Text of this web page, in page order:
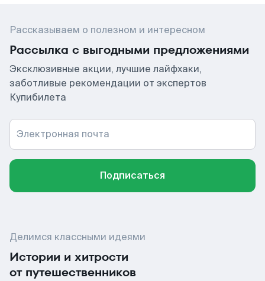
Рассказываем о полезном и интересном
Рассылка с выгодными предложениями
Эксклюзивные акции, лучшие лайфхаки,
заботливые рекомендации от экспертов
Купибилета
Электронная почта
Подписаться
Делимся классными идеями
Истории и хитрости
от путешественников